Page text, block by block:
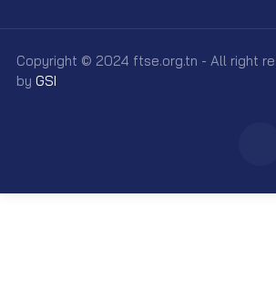
Copyright © 2024 ftse.org.tn - All right
by GSI